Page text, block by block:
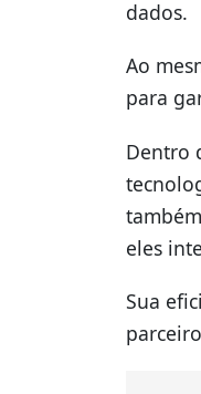
dados.
Ao
para
Dentro
eles
Sua